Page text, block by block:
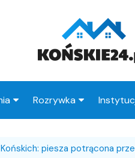
Rozrywka
Wesele
Urząd
piesza potrącona